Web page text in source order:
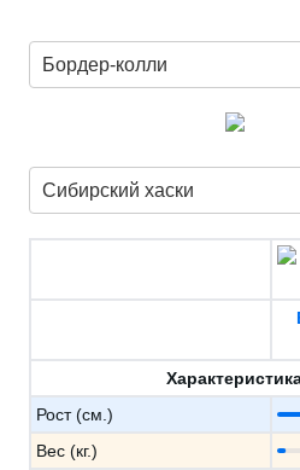
Бордер-колли
Сибирский хаски
Рост (см.)
Вес (кг.)